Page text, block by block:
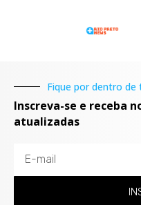
Fique por dentro de
Inscreva-se e receba
atualizadas